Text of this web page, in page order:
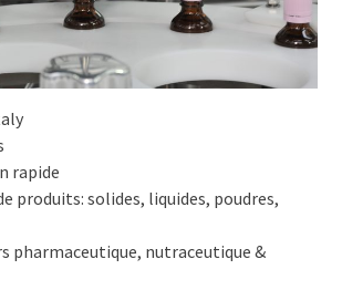
rapide
produits: solides, liquides, poudres,
pharmaceutique, nutraceutique &